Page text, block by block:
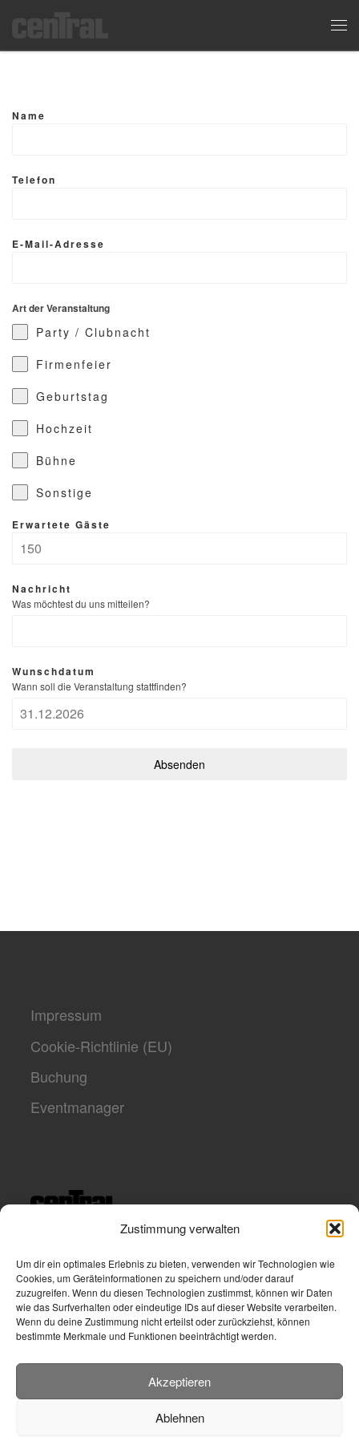
Zustimmung verwalten
Um dir ein optimales Erlebnis zu bieten, verwenden wir Technologien wie
Cookies, um Geräteinformationen zu speichern und/oder darauf
zuzugreifen. Wenn du diesen Technologien zustimmst, können wir Daten
wie das Surfverhalten oder eindeutige IDs auf dieser Website verarbeiten.
Wenn du deine Zustimmung nicht erteilst oder zurückziehst, können
bestimmte Merkmale und Funktionen beeinträchtigt werden.
Akzeptieren
Ablehnen
Name
Telefon
E-Mail-Adresse
Art der Veranstaltung
Party / Clubnacht
Firmenfeier
Geburtstag
Hochzeit
Bühne
Sonstige
Erwartete Gäste
Nachricht
Was möchtest du uns mitteilen?
Wunschdatum
Wann soll die Veranstaltung stattfinden?
Absenden
Impressum
Cookie-Richtlinie (EU)
Buchung
Eventmanager